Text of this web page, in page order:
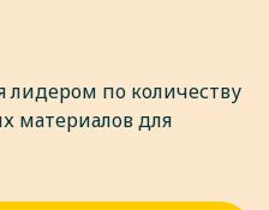
после покупки
лидером по количеству
материалов для